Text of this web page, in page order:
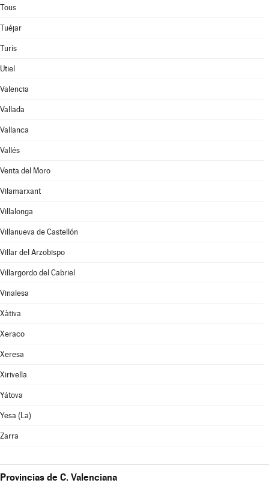
Tous
Tuéjar
Turís
Utiel
Valencia
Vallada
Vallanca
Vallés
Venta del Moro
Vilamarxant
Villalonga
Villanueva de Castellón
Villar del Arzobispo
Villargordo del Cabriel
Vinalesa
Xàtiva
Xeraco
Xeresa
Xirivella
Yátova
Yesa (La)
Zarra
Provincias de C. Valenciana